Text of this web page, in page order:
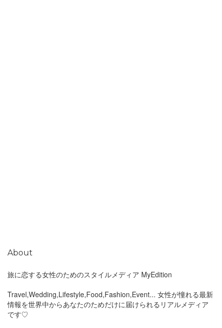
About
旅に恋する女性のためのスタイルメディア MyEdition
Travel,Wedding,Lifestyle,Food,Fashion,Event... 女性が憧れる最新
情報を世界中からあなたのためだけに届けられるリアルメディア
です♡